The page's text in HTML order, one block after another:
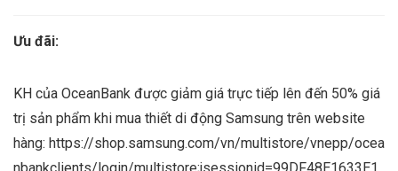
Ưu đãi:
KH của OceanBank được giảm giá trực tiếp lên đến 50% giá
trị sản phẩm khi mua thiết di động Samsung trên website
hàng: https://shop.samsung.com/vn/multistore/vnepp/ocea